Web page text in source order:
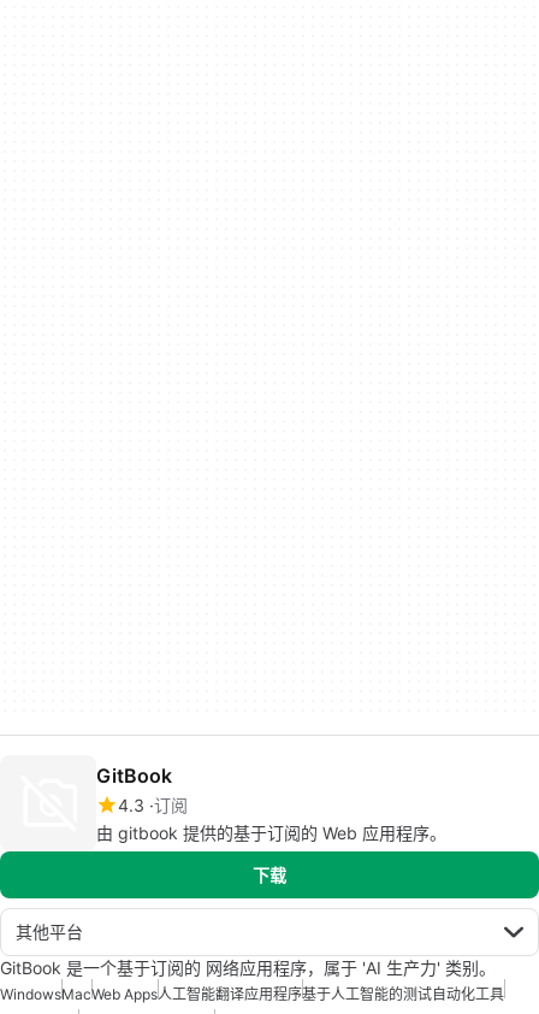
GitBook
4.3 订阅
由 gitbook 提供的基于订阅的 Web 应用程序。
下载
其他平台
GitBook 是一个基于订阅的 网络应用程序，属于 'AI 生产力' 类别。
WindowsMacWeb Apps人工智能翻译应用程序基于人工智能的测试自动化工具